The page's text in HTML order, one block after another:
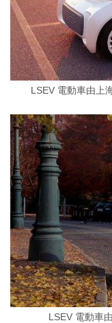
LSEV 電動車由上
LSEV 電動車